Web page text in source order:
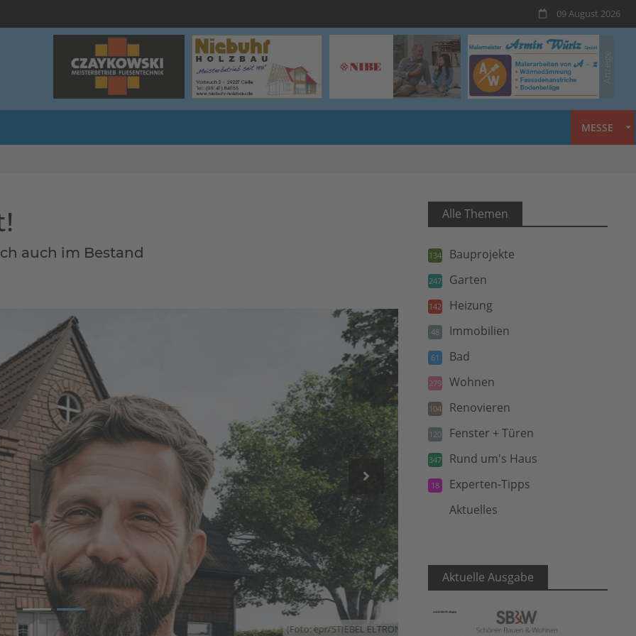
09 August 2026
MESSE
auch im Bestand
(Foto: epr/STIEBEL ELTRON)
Alle Themen
134 Bauprojekte
247 Garten
142 Heizung
48 Immobilien
61 Bad
279 Wohnen
104 Renovieren
120 Fenster + Türen
347 Rund um's Haus
18 Experten-Tipps
Aktuelles
Aktuelle Ausgabe